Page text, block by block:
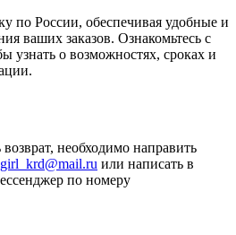
по России, обеспечивая удобные и
ваших заказов. Ознакомьтесь с
узнать о возможностях, сроках и
необходимо направить
или написать в
по номеру